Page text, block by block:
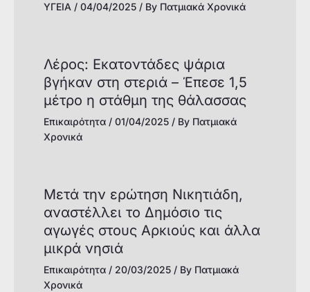
ΥΓΕΙΑ / 04/04/2025 / By Πατμιακά Χρονικά
Λέρος: Εκατοντάδες ψάρια
βγήκαν στη στεριά – Έπεσε 1,5
μέτρο η στάθμη της θάλασσας
Επικαιρότητα/ 01/04/2025 / By Πατμιακά
Χρονικά
Μετά την ερώτηση Νικητιάδη,
αναστέλλει το Δημόσιο τις
αγωγές στους Αρκιούς και άλλα
μικρά νησιά
Επικαιρότητα/ 20/03/2025 / By Πατμιακά
Χρονικά